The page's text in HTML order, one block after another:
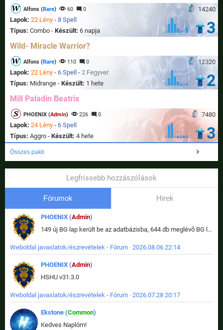
14240
Alfons (Rare) 60 0
Lapok: 22 Lény - 8 Spell
Típus: Combo - Készült: 6 napja 3
Wild- Miracle Warrior?
12320
Alfons (Rare) 110 0
Lapok: 22 Lény - 6 Spell - 2 Fegyver
Típus: Midrange - Készült: 1 hete 2
Mill Paladin Beatrix
7480
PHOENIX (Admin) 226 0
Lapok: 24 Lény - 6 Spell
Típus: Aggro - Készült: 4 hete 3
Összes pakli
Legfrissebb hozzászólások
Fórumok Hirek
PHOENIX (Admin)
149 új BG lap került be az adatbázisba, 644 db meglévő BG lap módosult, bekerültek az új képek a megváltozott lapokhoz is.
Weboldal javaslatok/észrevételek - Fórum · 2026.08.06 22:14
PHOENIX (Admin)
HSHU v31.3.0
Weboldal javaslatok/észrevételek - Fórum · 2026.07.28 20:17
Ekstone (Common)
Kedves Naplóm!